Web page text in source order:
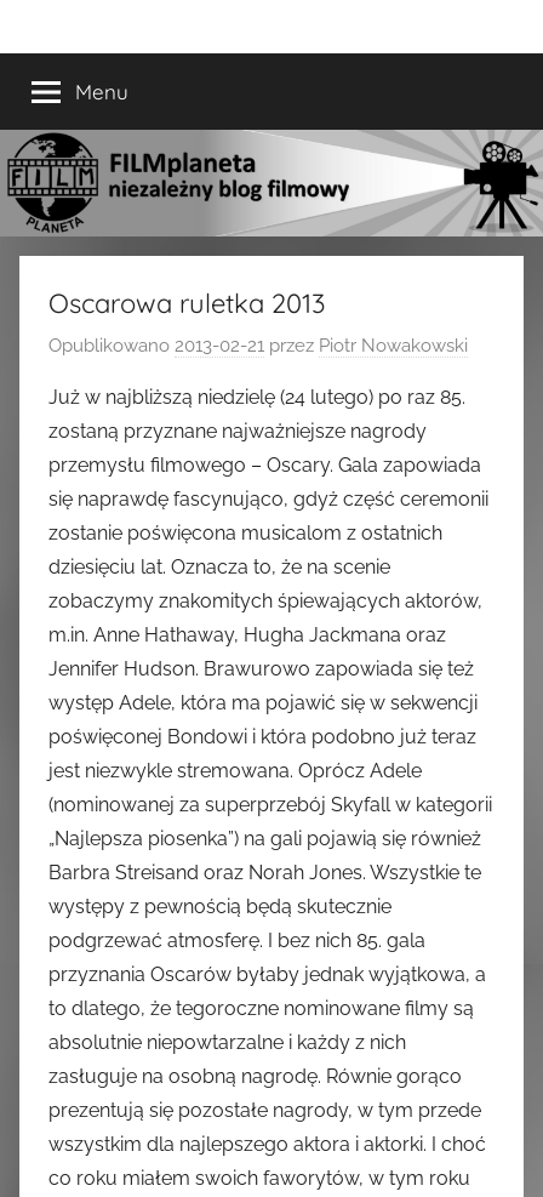
do
treści
FILMplaneta
filmowyMenu
Oscarowa ruletka 2013
Opublikowano 2013-02-21 przez Piotr Nowakowski
Już w najbliższą niedzielę (24 lutego) po raz 85.
zostaną przyznane najważniejsze nagrody
przemysłu filmowego – Oscary. Gala zapowiada
się naprawdę fascynująco, gdyż część ceremonii
zostanie poświęcona musicalom z ostatnich
dziesięciu lat. Oznacza to, że na scenie
zobaczymy znakomitych śpiewających aktorów,
m.in. Anne Hathaway, Hugha Jackmana oraz
Jennifer Hudson. Brawurowo zapowiada się też
występ Adele, która ma pojawić się w sekwencji
poświęconej Bondowi i która podobno już teraz
jest niezwykle stremowana. Oprócz Adele
(nominowanej za superprzebój Skyfall w kategorii
„Najlepsza piosenka”) na gali pojawią się również
Barbra Streisand oraz Norah Jones. Wszystkie te
występy z pewnością będą skutecznie
podgrzewać atmosferę. I bez nich 85. gala
przyznania Oscarów byłaby jednak wyjątkowa, a
to dlatego, że tegoroczne nominowane filmy są
absolutnie niepowtarzalne i każdy z nich
zasługuje na osobną nagrodę. Równie gorąco
prezentują się pozostałe nagrody, w tym przede
wszystkim dla najlepszego aktora i aktorki. I choć
co roku miałem swoich faworytów, w tym roku